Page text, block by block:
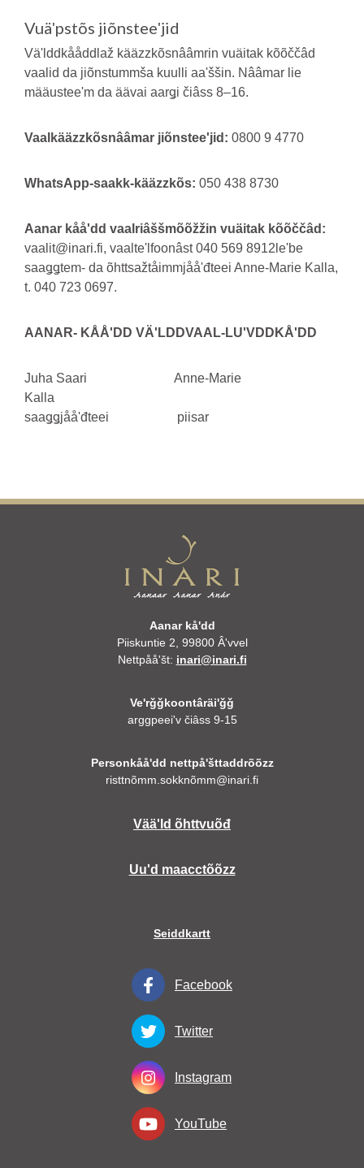
Vuäʹpstõs jiõnsteeʹjid
Väʹlddkååddlaž kääzzkõsnââmrin vuäitak kõõččâd
vaalid da jiõnstummša kuulli aaʹššin. Nââmar lie
määusteeʹm da äävai aarǥi čiâss 8–16.
Vaalkääzzkõsnââmar jiõnsteeʹjid: 0800 9 4770
WhatsApp-saakk-kääzzkõs: 050 438 8730
Aanar kååʹdd vaalriâššmõõžžin vuäitak kõõččâd:
vaalit@inari.fi, vaalteʹlfoonâst 040 569 8912leʹbe
saaǥǥtem- da õhttsažtåimmjååʹđteei Anne-Marie Kalla,
t. 040 723 0697.
AANAR- KÅÅʹDD VÄʹLDDVAAL-LUʹVDDKÅʹDD
Juha Saari Anne-Marie
Kalla
saaǥǥjååʹđteei piisar
Aanar kåʹdd
Piiskuntie 2, 99800 Âʹvvel
Nettpååʹšt: inari@inari.fi
Veʹrǧǧkoontâräiʹǧǧ
arggpeeiʹv čiâss 9-15
Personkååʹdd nettpåʹšttaddrõõzz
risttnõmm.sokknõmm@inari.fi
Vääʹld õhttvuõđ
Uuʹd maacctõõzz
Seiddkartt
Facebook
Twitter
Instagram
YouTube